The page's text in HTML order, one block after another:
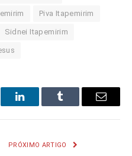
Piva Itapemirim
Sidnei Itapemirim
LinkedInTumblr Email
PRÓXIMO ARTIGO